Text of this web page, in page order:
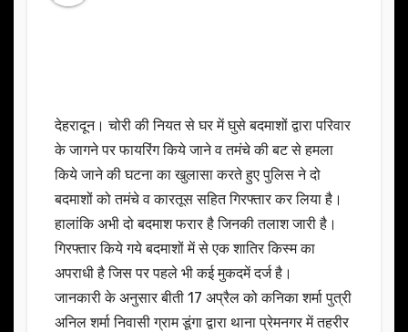
देहरादून। चोरी की नियत से घर में घुसे बदमाशों द्वारा परिवार
के जागने पर फायरिंग किये जाने व तमंचे की बट से हमला
किये जाने की घटना का खुलासा करते हुए पुलिस ने दो
बदमाशों को तमंचे व कारतूस सहित गिरफ्तार कर लिया है।
हालांकि अभी दो बदमाश फरार है जिनकी तलाश जारी है।
गिरफ्तार किये गये बदमाशों में से एक शातिर किस्म का
अपराधी है जिस पर पहले भी कई मुकदमें दर्ज है।
जानकारी के अनुसार बीती 17 अप्रैल को कनिका शर्मा पुत्री
अनिल शर्मा निवासी ग्राम डूंगा द्वारा थाना प्रेमनगर में तहरीर